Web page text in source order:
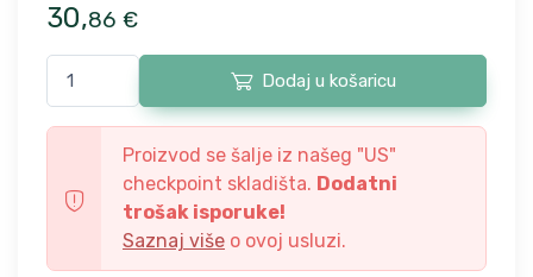
30,86 €
Dodaj u košaricu
Proizvod se šalje iz našeg "US"
checkpoint skladišta. Dodatni
trošak isporuke!
Saznaj više o ovoj usluzi.